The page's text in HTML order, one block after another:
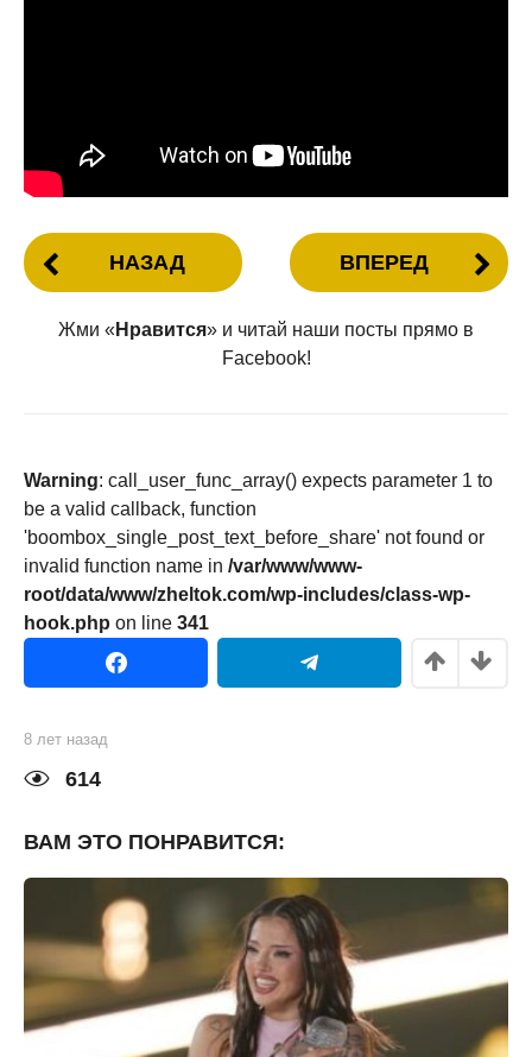
НАЗАД ВПЕРЕД
Жми « Нравится» и читай наши посты прямо в
Facebook!
Warning: call_user_func_array() expects parameter 1 to
be a valid callback, function
'boombox_single_post_text_before_share' not found or
invalid function name in /var/www/www-
root/data/www/zheltok.com/wp-includes/class-wp-
hook.php on line 341
8 лет назад
з
614
ВАМ ЭТО ПОНРАВИТСЯ: